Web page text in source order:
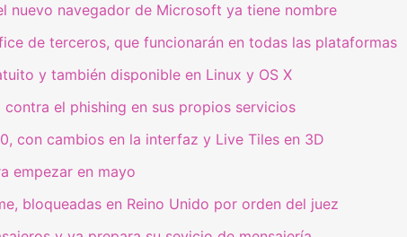
nuevo navegador de Microsoft ya tiene nombre
de terceros, que funcionarán en todas las plataformas
y también disponible en Linux y OS X
el phishing en sus propios servicios
con cambios en la interfaz y Live Tiles en 3D
empezar en mayo
bloqueadas en Reino Unido por orden del juez